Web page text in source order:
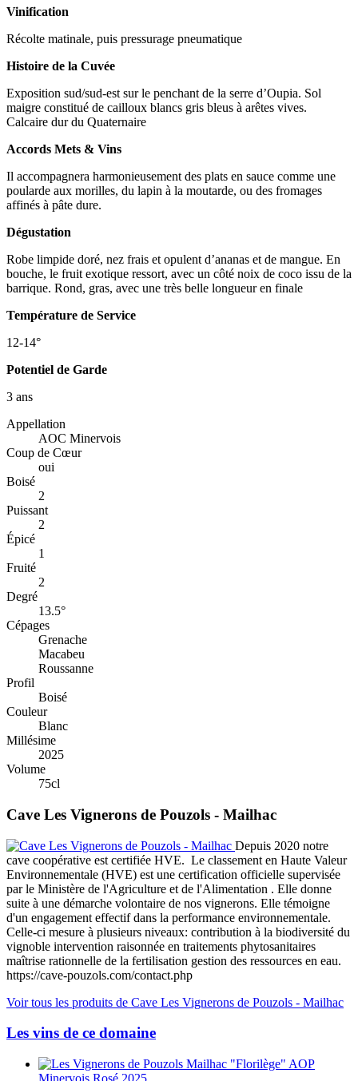
Vinification
Récolte matinale, puis pressurage pneumatique
Histoire de la Cuvée
Exposition sud/sud-est sur le penchant de la serre d’Oupia. Sol
maigre constitué de cailloux blancs gris bleus à arêtes vives.
Calcaire dur du Quaternaire
Accords Mets & Vins
Il accompagnera harmonieusement des plats en sauce comme une
poularde aux morilles, du lapin à la moutarde, ou des fromages
affinés à pâte dure.
Dégustation
Robe limpide doré, nez frais et opulent d’ananas et de mangue. En
bouche, le fruit exotique ressort, avec un côté noix de coco issu de la
barrique. Rond, gras, avec une très belle longueur en finale
Température de Service
12-14°
Potentiel de Garde
3 ans
Appellation
AOC Minervois
Coup de Cœur
oui
Boisé
2
Puissant
2
Épicé
1
Fruité
2
Degré
13.5°
Cépages
Grenache
Macabeu
Roussanne
Profil
Boisé
Couleur
Blanc
Millésime
2025
Volume
75cl
Cave Les Vignerons de Pouzols - Mailhac
Depuis 2020 notre
cave coopérative est certifiée HVE. Le classement en Haute Valeur
Environnementale (HVE) est une certification officielle supervisée
par le Ministère de l'Agriculture et de l'Alimentation . Elle donne
suite à une démarche volontaire de nos vignerons. Elle témoigne
d'un engagement effectif dans la performance environnementale.
Celle-ci mesure à plusieurs niveaux: contribution à la biodiversité du
vignoble intervention raisonnée en traitements phytosanitaires
maîtrise rationnelle de la fertilisation gestion des ressources en eau.
https://cave-pouzols.com/contact.php
Voir tous les produits de Cave Les Vignerons de Pouzols - Mailhac
Les vins de ce domaine